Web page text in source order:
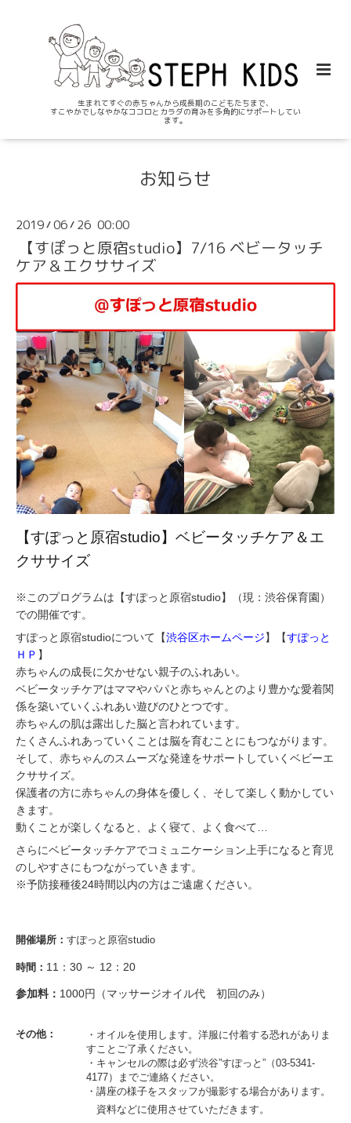
生まれてすぐの赤ちゃんから成長期のこどもたちまで、
すこやかでしなやかなココロとカラダの育みを多角的にサポートしてい
ます。
お知らせ
2019/06/ 26 00:00
【すぽっと原宿studio】7/16 ベビータッチ
ケア＆エクササイズ
【すぽっと原宿studio】ベビータッチケア＆エ
クササイズ
※このプログラムは【すぽっと原宿studio】（現：渋谷保育園）
での開催です。
すぽっと原宿studioについて【渋谷区ホームページ】【すぽっと
ＨＰ 】
赤ちゃんの成長に欠かせない親子のふれあい。
ベビータッチケアはママやパパと赤ちゃんとのより豊かな愛着関
係を築いていくふれあい遊びのひとつです。
赤ちゃんの肌は露出した脳と言われています。
たくさんふれあっていくことは脳を育むことにもつながります。
そして、赤ちゃんのスムーズな発達をサポートしていくベビーエ
クササイズ。
保護者の方に赤ちゃんの身体を優しく、そして楽しく動かしてい
きます。
動くことが楽しくなると、よく寝て、よく食べて…
さらにベビータッチケアでコミュニケーション上手になると育児
のしやすさにもつながっていきます。
※予防接種後24時間以内の方はご遠慮ください。
開催場所： すぽっと原宿studio
時間： 11：30 ～ 12：20
参加料： 1000円（マッサージオイル代 初回のみ）
その他：
・オイルを使用します。洋服に付着する恐れがありま
すことご了承ください。
・キャンセルの際は必ず渋谷”すぽっと”（03-5341-
4177）までご連絡ください。
・講座の様子をスタッフが撮影する場合があります。
資料などに使用させていただきます。